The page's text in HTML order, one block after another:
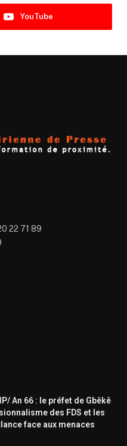
YouTube
22 71 89
An 66 : le préfet de Gbêkê
des FDS et les
face aux menaces